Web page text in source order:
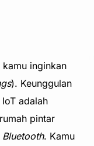
inginkan
). Keunggulan
adalah
pintar
Bluetooth. Kamu